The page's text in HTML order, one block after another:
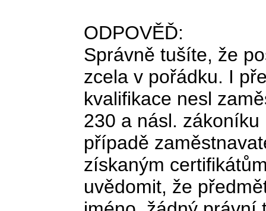
ODPOVĚĎ:
Správně tušíte, že
zcela v pořádku. I
kvalifikace nesl
230 a násl.
případě
získaným
uvědomit, že